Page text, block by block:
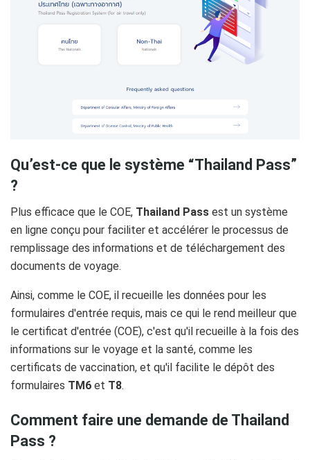
Qu’est-ce que le système “Thailand Pass”
?
Plus efficace que le COE, Thailand Pass est un système
en ligne conçu pour faciliter et accélérer le processus de
remplissage des informations et de téléchargement des
documents de voyage.
Ainsi, comme le COE, il recueille les données pour les
formulaires d'entrée requis, mais ce qui le rend meilleur que
le certificat d'entrée (COE), c'est qu'il recueille à la fois des
informations sur le voyage et la santé, comme les
certificats de vaccination, et qu'il facilite le dépôt des
formulaires TM6 et T8.
Comment faire une demande de Thailand
Pass ?